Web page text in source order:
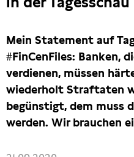
Presse
Mein Statement auf
#FinCenFiles: Banken,
verdienen, müssen
wiederholt Straftaten
begünstigt, dem muss
werden. Wir brauchen